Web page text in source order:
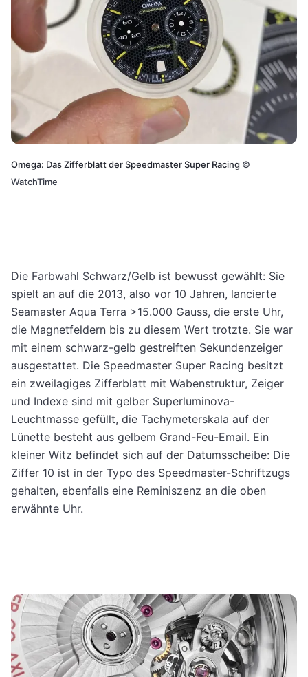
Omega: Das Zifferblatt der Speedmaster Super Racing ©
WatchTime
Die Farbwahl Schwarz/Gelb ist bewusst gewählt: Sie
spielt an auf die 2013, also vor 10 Jahren, lancierte
Seamaster Aqua Terra >15.000 Gauss, die erste Uhr,
die Magnetfeldern bis zu diesem Wert trotzte. Sie war
mit einem schwarz-gelb gestreiften Sekundenzeiger
ausgestattet. Die Speedmaster Super Racing besitzt
ein zweilagiges Zifferblatt mit Wabenstruktur, Zeiger
und Indexe sind mit gelber Superluminova-
Leuchtmasse gefüllt, die Tachymeterskala auf der
Lünette besteht aus gelbem Grand-Feu-Email. Ein
kleiner Witz befindet sich auf der Datumsscheibe: Die
Ziffer 10 ist in der Typo des Speedmaster-Schriftzugs
gehalten, ebenfalls eine Reminiszenz an die oben
erwähnte Uhr.